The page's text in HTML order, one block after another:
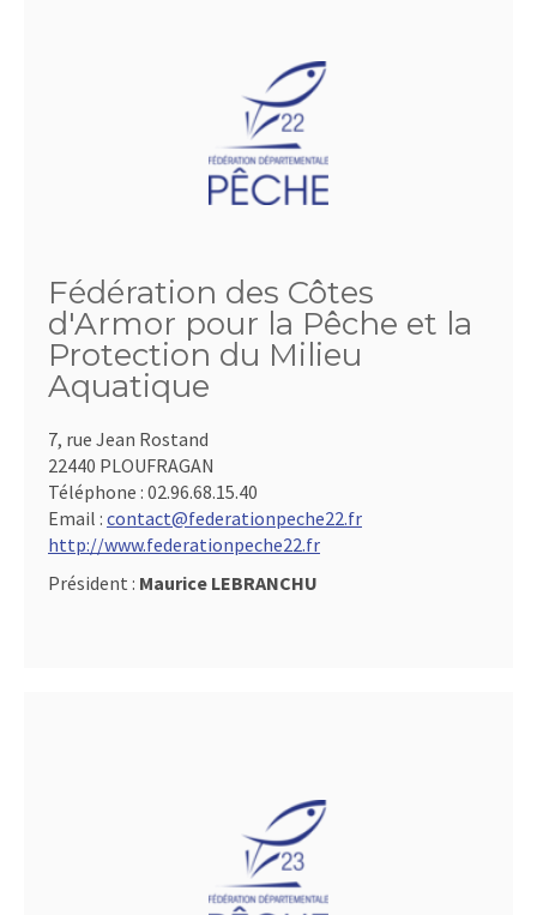
Fédération des Côtes
d'Armor pour la Pêche et la
Protection du Milieu
Aquatique
7, rue Jean Rostand
22440 PLOUFRAGAN
Téléphone : 02.96.68.15.40
Email : contact@federationpeche22.fr
http://www.federationpeche22.fr
Président : Maurice LEBRANCHU